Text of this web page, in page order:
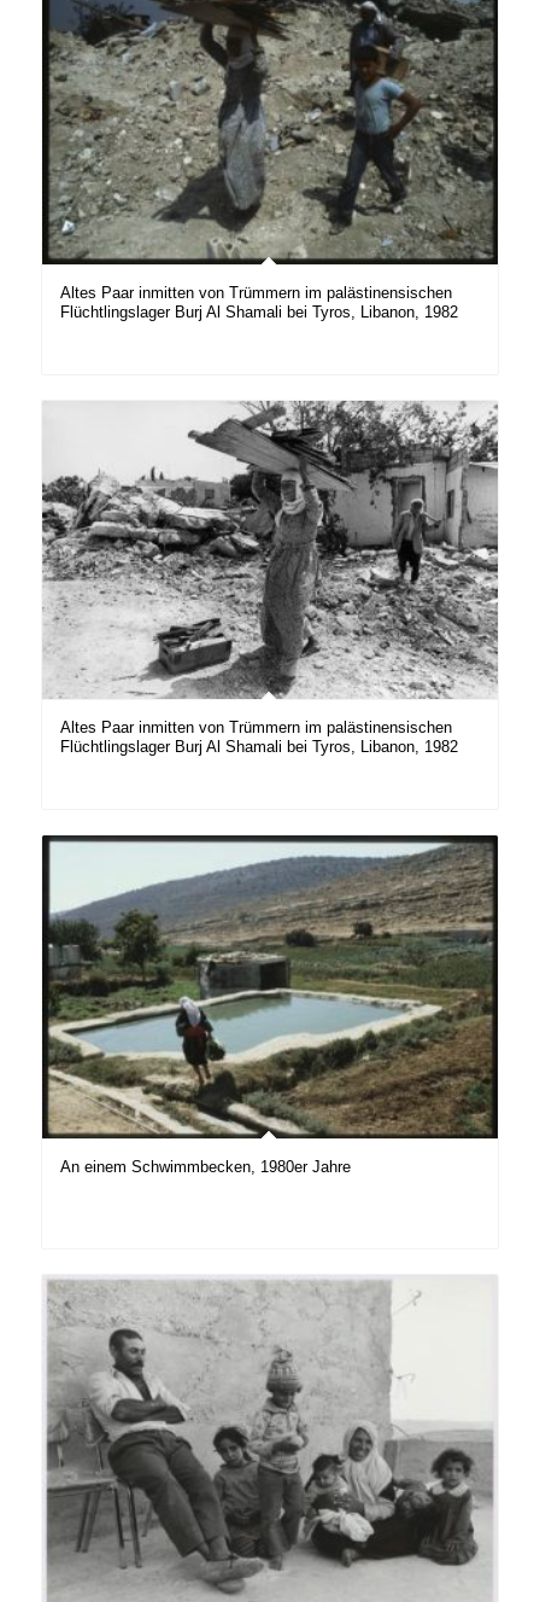
Altes Paar inmitten von Trümmern im palästinensischen
Flüchtlingslager Burj Al Shamali bei Tyros, Libanon, 1982
Altes Paar inmitten von Trümmern im palästinensischen
Flüchtlingslager Burj Al Shamali bei Tyros, Libanon, 1982
An einem Schwimmbecken, 1980er Jahre